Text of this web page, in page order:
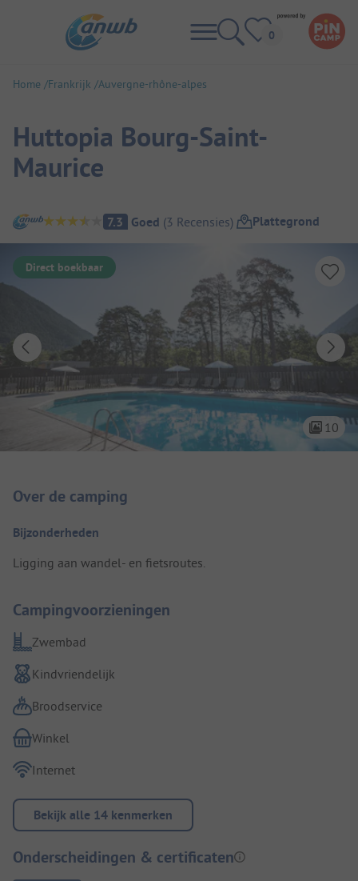
Home Frankrijk Auvergne-rhône-alpes
Huttopia Bourg-Saint-
Maurice
Camping overzicht
7.3 Goed (3 Recensies) Plattegrond
Direct boekbaar
10
Over de camping
Bijzonderheden
Ligging aan wandel- en fietsroutes.
Campingvoorzieningen
Zwembad
Kindvriendelijk
Broodservice
Winkel
Internet
Bekijk alle 14 kenmerken
Onderscheidingen & certificaten